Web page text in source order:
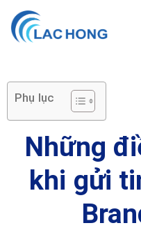
Phụ lục
Những
khi gửi